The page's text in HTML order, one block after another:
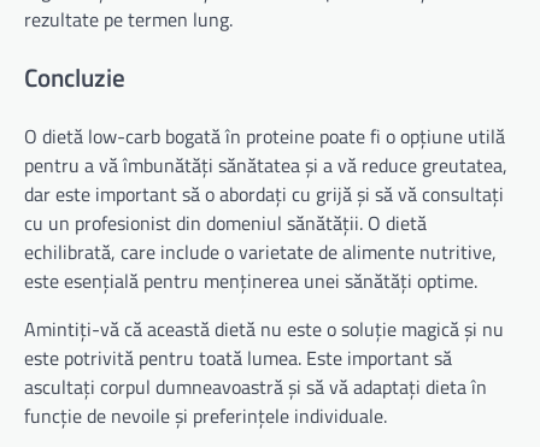
rezultate pe termen lung.
Concluzie
O dietă low-carb bogată în proteine poate fi o opțiune utilă
pentru a vă îmbunătăți sănătatea și a vă reduce greutatea,
dar este important să o abordați cu grijă și să vă consultați
cu un profesionist din domeniul sănătății. O dietă
echilibrată, care include o varietate de alimente nutritive,
este esențială pentru menținerea unei sănătăți optime.
Amintiți-vă că această dietă nu este o soluție magică și nu
este potrivită pentru toată lumea. Este important să
ascultați corpul dumneavoastră și să vă adaptați dieta în
funcție de nevoile și preferințele individuale.